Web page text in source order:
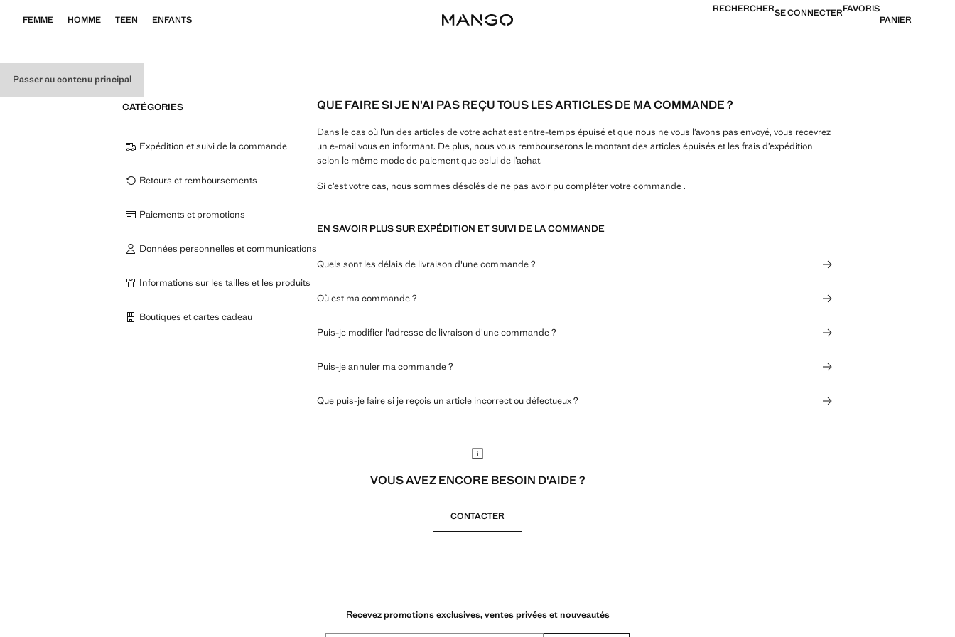
Passer au contenu principal
FEMME HOMME TEEN ENFANTS
RECHERCHERSE CONNECTERFAVORIS
PANIER
QUE FAIRE SI JE N’AI PAS REÇU TOUS LES ARTICLES DE MA COMMANDE ?
Dans le cas où l’un des articles de votre achat est entre-temps épuisé et que nous ne vous l’avons pas envoyé, vous recevrez
un e-mail vous en informant. De plus, nous vous rembourserons le montant des articles épuisés et les frais d’expédition
selon le même mode de paiement que celui de l’achat.
Si c’est votre cas, nous sommes désolés de ne pas avoir pu compléter votre commande .
EN SAVOIR PLUS SUR EXPÉDITION ET SUIVI DE LA COMMANDE
Quels sont les délais de livraison d'une commande ?
Où est ma commande ?
Puis-je modifier l'adresse de livraison d'une commande ?
Puis-je annuler ma commande ?
Que puis-je faire si je reçois un article incorrect ou défectueux ?
CATÉGORIES
Expédition et suivi de la commande
Retours et remboursements
Paiements et promotions
Données personnelles et communications
Informations sur les tailles et les produits
Boutiques et cartes cadeau
VOUS AVEZ ENCORE BESOIN D'AIDE ?
CONTACTER
Recevez promotions exclusives, ventes privées et nouveautés